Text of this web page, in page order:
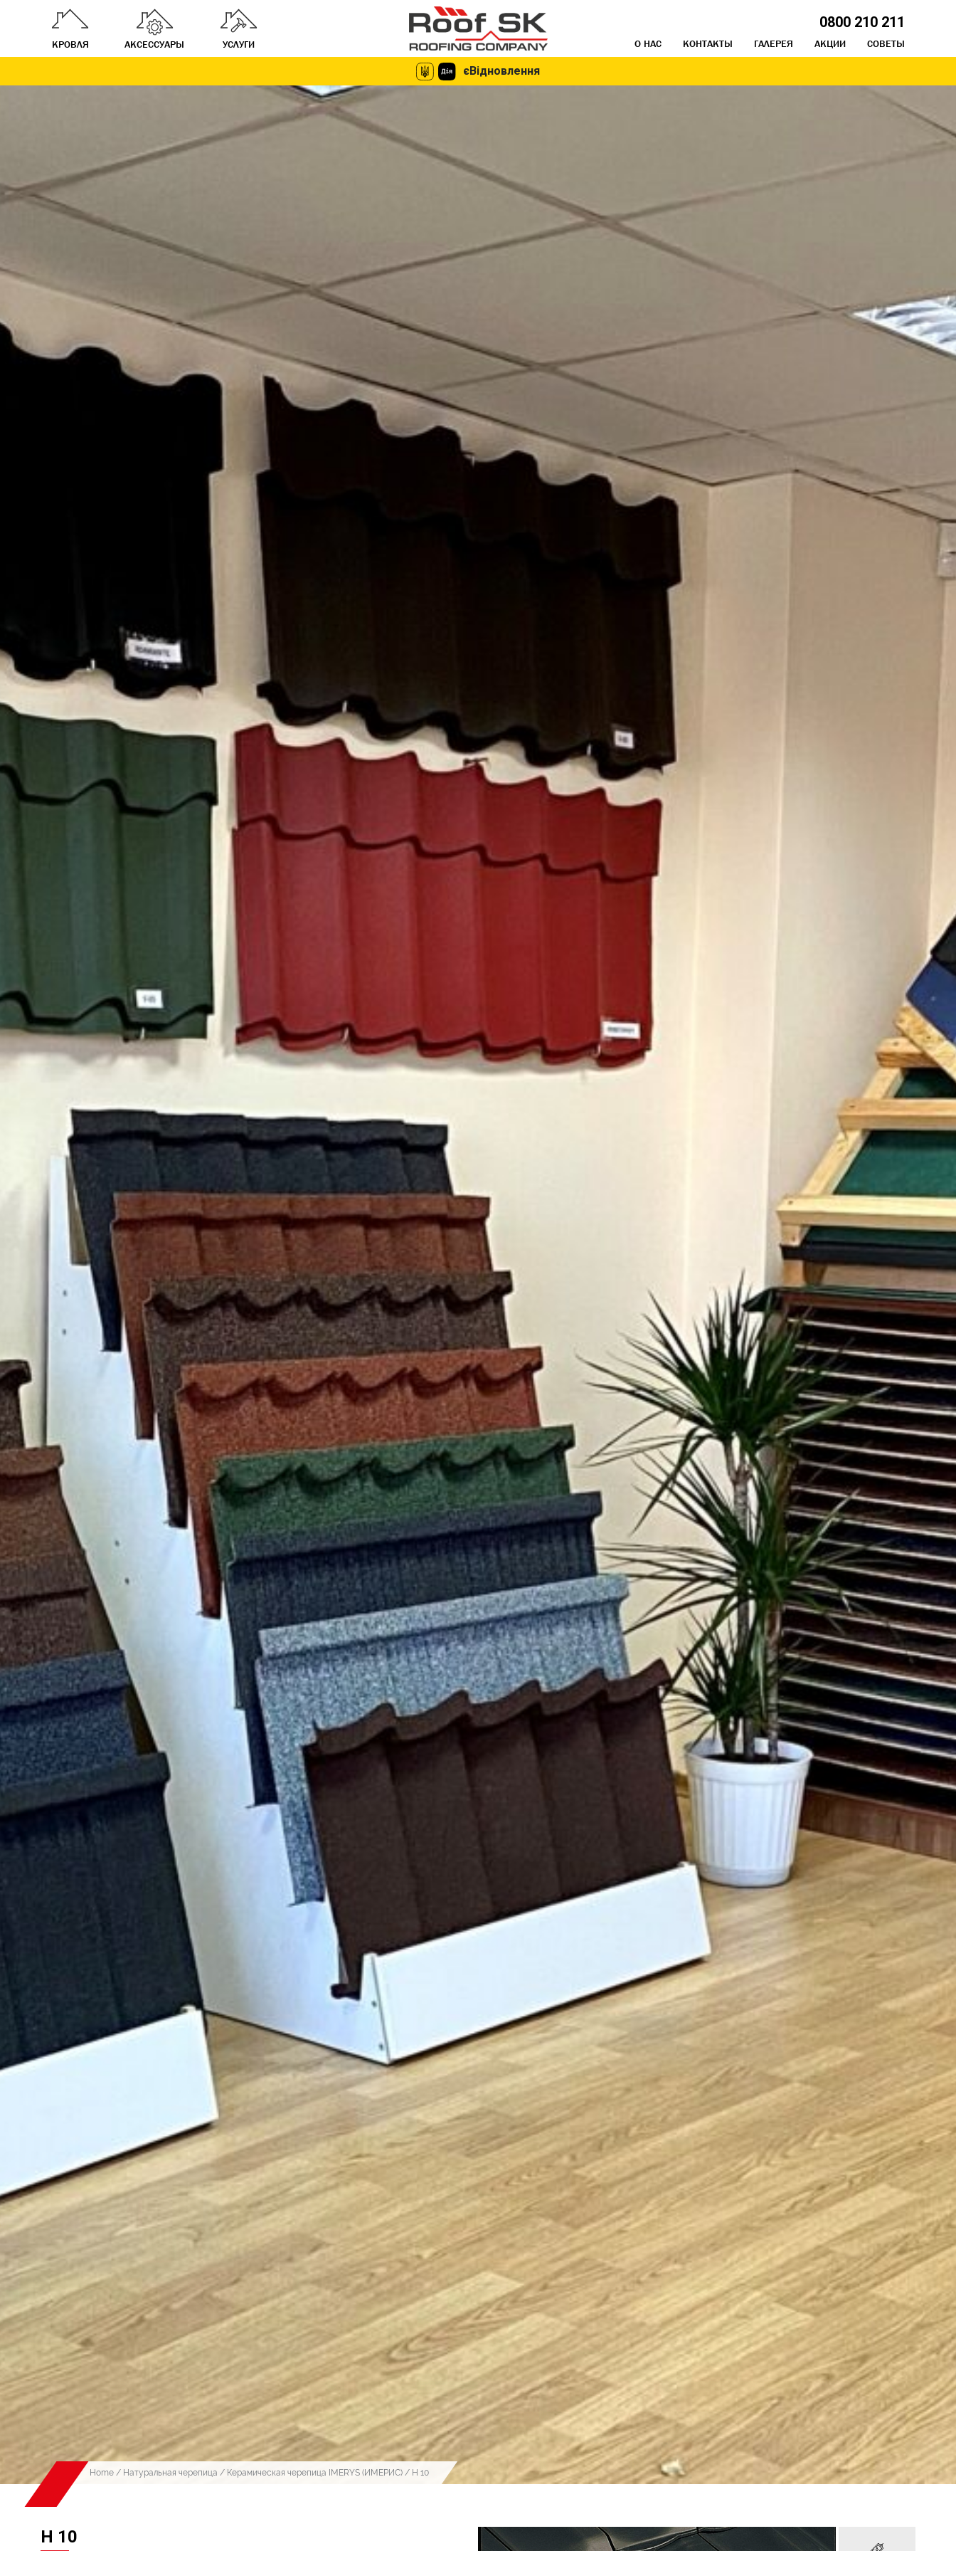
КРОВЛЯ АКСЕССУАРЫ УСЛУГИ
0800 210 211
О НАС КОНТАКТЫ ГАЛЕРЕЯ АКЦИИ СОВЕТЫ
єВідновлення
єВідновлення
Home / Натуральная черепица / Керамическая черепица IMERYS (ИМЕРИС) / H 10
H 10
Мгновенное
оформление
Никаких
документов
Оформление без
посещения банка
Facebook
TwitterViberTelegramMessenger